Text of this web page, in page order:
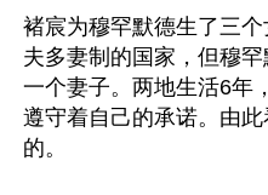
褚宸为穆罕默德生了三
夫多妻制的国家，但穆
一个妻子。两地生活6年
遵守着自己的承诺。由
的。